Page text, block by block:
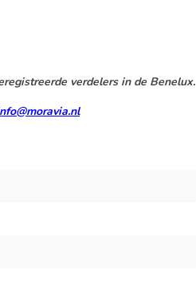
verdelers in de Benelux.